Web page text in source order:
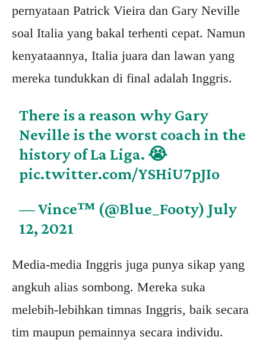
pernyataan Patrick Vieira dan Gary Neville
soal Italia yang bakal terhenti cepat. Namun
kenyataannya, Italia juara dan lawan yang
mereka tundukkan di final adalah Inggris.
There is a reason why Gary
Neville is the worst coach in the
history of La Liga. 😭
pic.twitter.com/YSHiU7pJIo
— Vince™ (@Blue_Footy) July
12, 2021
Media-media Inggris juga punya sikap yang
angkuh alias sombong. Mereka suka
melebih-lebihkan timnas Inggris, baik secara
tim maupun pemainnya secara individu.